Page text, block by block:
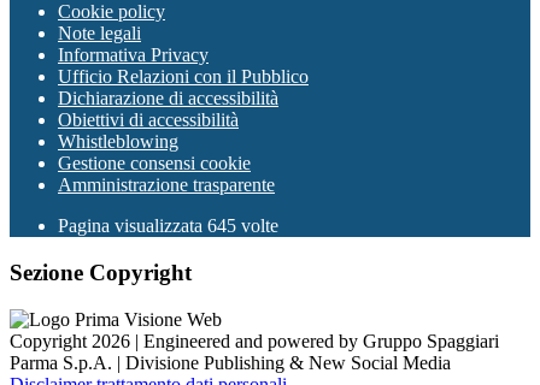
Cookie policy
Note legali
Informativa Privacy
Ufficio Relazioni con il Pubblico
Dichiarazione di accessibilità
Obiettivi di accessibilità
Whistleblowing
Gestione consensi cookie
Amministrazione trasparente
Pagina visualizzata 645 volte
Sezione Copyright
Copyright 2026 | Engineered and powered by Gruppo Spaggiari
Parma S.p.A. | Divisione Publishing & New Social Media